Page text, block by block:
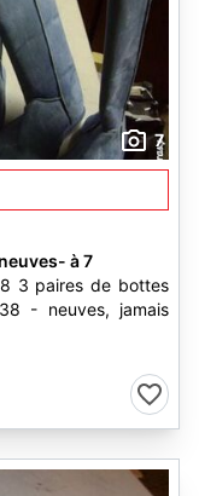
7
à 7
3 paires de bottes
- neuves, jamais